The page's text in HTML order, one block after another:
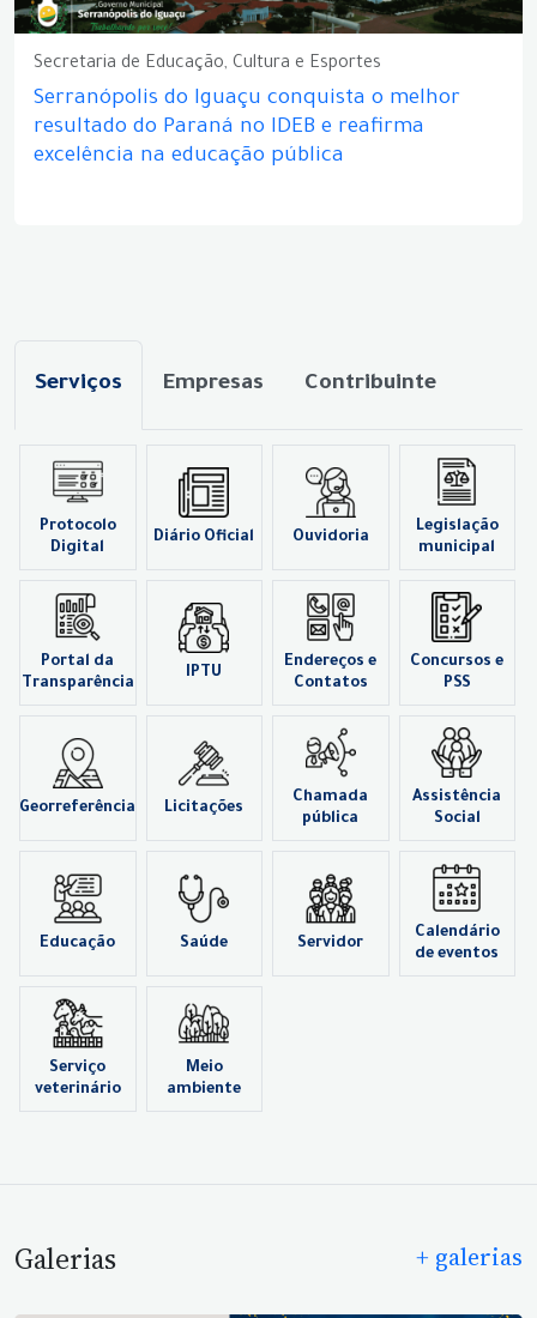
Secretaria de Educação, Cultura e Esportes
Serranópolis do Iguaçu conquista o melhor
resultado do Paraná no IDEB e reafirma
excelência na educação pública
Serviços Empresas Contribuinte
Protocolo
Digital
Diário Oficial Ouvidoria
Legislação
municipal
Portal da
Transparência
IPTU
Endereços e
Contatos
Concursos e
PSS
Georreferência Licitações
Chamada
pública
Assistência
Social
Educação Saúde Servidor
Calendário
de eventos
Serviço
veterinário
Meio
ambiente
Galerias + galerias